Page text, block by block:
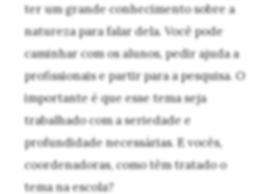
ter um grande conhecimento sobre a
natureza para falar dela. Você pode
caminhar com os alunos, pedir ajuda a
profissionais e partir para a pesquisa. O
importante é que esse tema seja
trabalhado com a seriedade e
profundidade necessárias. E vocês,
coordenadoras, como têm tratado o
tema na escola?